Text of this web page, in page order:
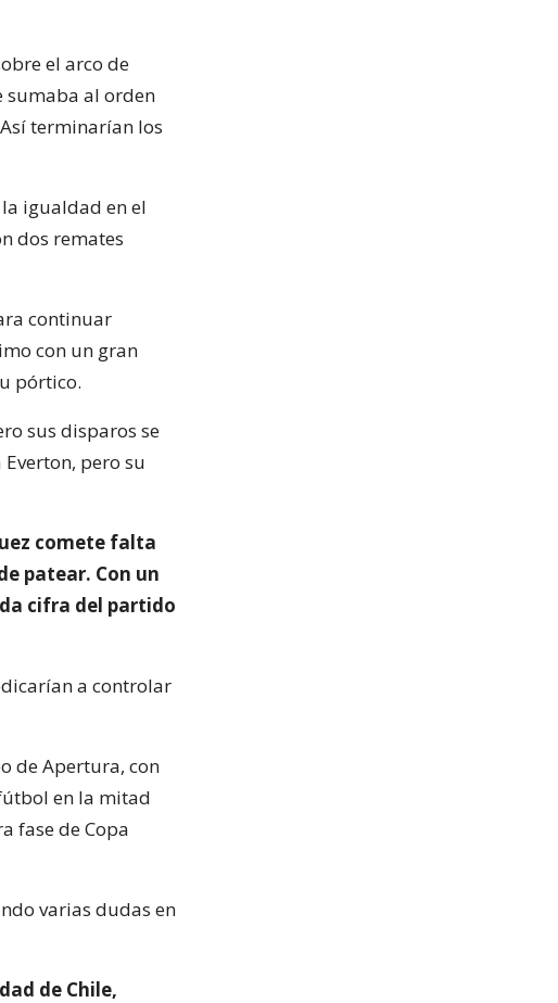
el arco de
sumaba al orden
terminarían los
igualdad en el
dos remates
continuar
con un gran
pórtico.
sus disparos se
pero su
comete falta
patear. Con un
cifra del partido
a controlar
de Apertura, con
en la mitad
fase de Copa
varias dudas en
de Chile,